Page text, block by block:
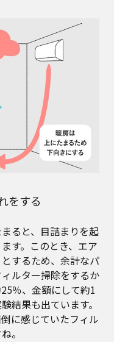
をする
ると、目詰まりを起
す。このとき、エア
するため、余計なパ
ルター掃除をするか
％、金額にして約1
結果も出ています。
に感じていたフィル
。